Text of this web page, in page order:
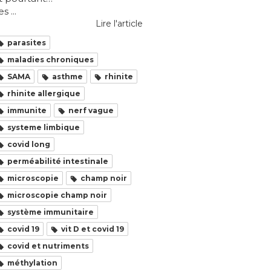
...
Lire l'article
parasites
maladies chroniques
SAMA
asthme
rhinite
rhinite allergique
immunite
nerf vague
systeme limbique
covid long
perméabilité intestinale
microscopie
champ noir
microscopie champ noir
système immunitaire
covid 19
vit D et covid 19
covid et nutriments
méthylation